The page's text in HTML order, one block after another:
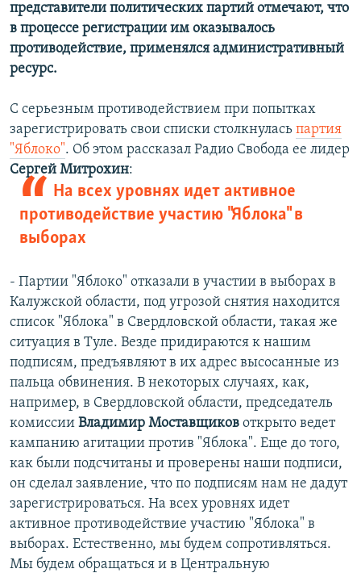
представители политических партий отмечают, что
в процессе регистрации им оказывалось
противодействие, применялся административный
ресурс.
С серьезным противодействием при попытках
зарегистрировать свои списки столкнулась партия
"Яблоко". Об этом рассказал Радио Свобода ее лидер
Сергей Митрохин:
На всех уровнях идет активное
противодействие участию "Яблока" в
выборах
- Партии "Яблоко" отказали в участии в выборах в
Калужской области, под угрозой снятия находится
список "Яблока" в Свердловской области, такая же
ситуация в Туле. Везде придираются к нашим
подписям, предъявляют в их адрес высосанные из
пальца обвинения. В некоторых случаях, как,
например, в Свердловской области, председатель
комиссии Владимир Моставщиков открыто ведет
кампанию агитации против "Яблока". Еще до того,
как были подсчитаны и проверены наши подписи,
он сделал заявление, что по подписям нам не дадут
зарегистрироваться. На всех уровнях идет
активное противодействие участию "Яблока" в
выборах. Естественно, мы будем сопротивляться.
Мы будем обращаться и в Центральную